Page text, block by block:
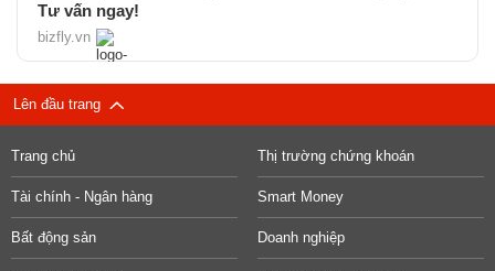
Tư vấn ngay!
bizfly.vn
Lên đầu trang
Trang chủ Thị trường chứng khoán
Tài chính - Ngân hàng Smart Money
Bất động sản Doanh nghiệp